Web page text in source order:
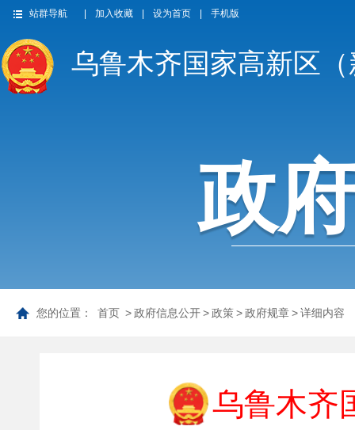
站群导航 加入收藏 设为首页 手机版
乌鲁木齐国家高新区
政
您的位置： 首页 >政府信息公开>政策>政府规章>详细内容
乌鲁木齐